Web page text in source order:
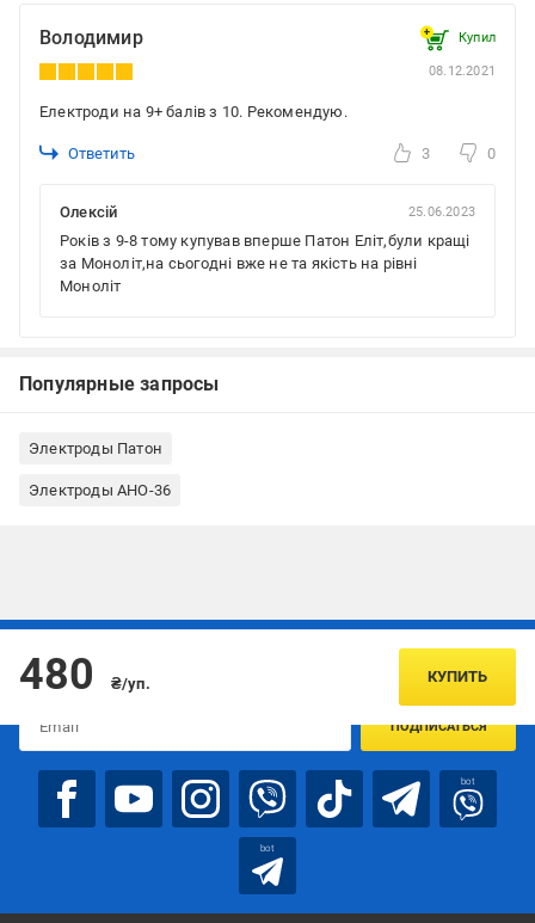
Володимир Купил
08.12.2021
Електроди на 9+ балів з 10. Рекомендую.
Ответить 3 0
Олексій 25.06.2023
Років з 9-8 тому купував вперше Патон Еліт,були кращі
за Моноліт,на сьогодні вже не та якість на рівні
Моноліт
Популярные запросы
Электроды Патон
Электроды АНО-36
480 ₴/уп. КУПИТЬ
Подписывайтесь, чтобы узнавать первым об акцияx и
ПОДПИСАТЬСЯ
bot
bot